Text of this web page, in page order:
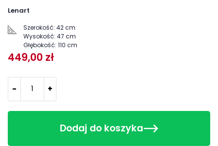
Lenart
Szerokość: 42 cm
Wysokość: 47 cm
Głębokość: 110 cm
449,00 zł
- +
Dodaj do koszyka